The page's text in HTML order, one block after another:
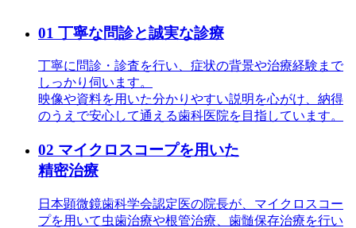
01 丁寧な問診と誠実な診療
丁寧に問診・診査を行い、症状の背景や治療経験まで
しっかり伺います。
映像や資料を用いた分かりやすい説明を心がけ、納得
のうえで安心して通える歯科医院を目指しています。
02 マイクロスコープを用いた
精密治療
日本顕微鏡歯科学会認定医の院長が、マイクロスコー
プを用いて虫歯治療や根管治療、歯髄保存治療を行い